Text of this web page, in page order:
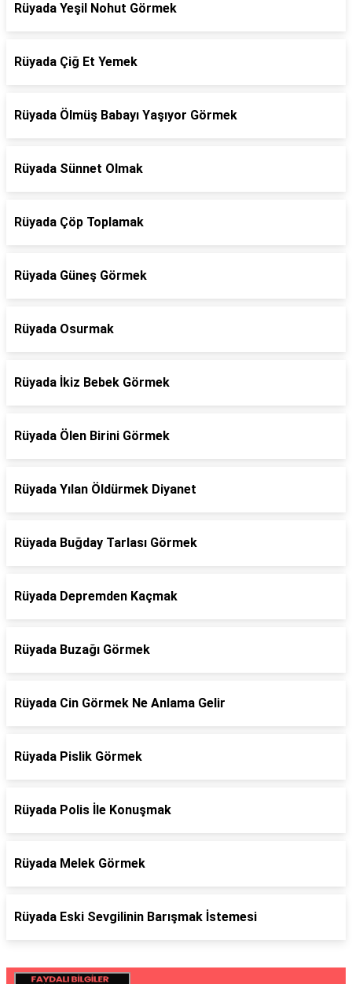
Rüyada Yeşil Nohut Görmek
Rüyada Çiğ Et Yemek
Rüyada Ölmüş Babayı Yaşıyor Görmek
Rüyada Sünnet Olmak
Rüyada Çöp Toplamak
Rüyada Güneş Görmek
Rüyada Osurmak
Rüyada İkiz Bebek Görmek
Rüyada Ölen Birini Görmek
Rüyada Yılan Öldürmek Diyanet
Rüyada Buğday Tarlası Görmek
Rüyada Depremden Kaçmak
Rüyada Buzağı Görmek
Rüyada Cin Görmek Ne Anlama Gelir
Rüyada Pislik Görmek
Rüyada Polis İle Konuşmak
Rüyada Melek Görmek
Rüyada Eski Sevgilinin Barışmak İstemesi